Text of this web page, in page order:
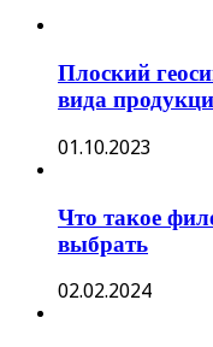
Плоский
вида
01.10.2023
Что такое
выбрать
02.02.2024